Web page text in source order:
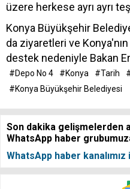
üzere herkese ayrı ayrı
Konya Büyükşehir
da ziyaretleri ve
destek nedeniyle Bakan
#Depo No 4 #Konya #Tarih
#Konya Büyükşehir Belediyesi
Son dakika gelişmelerden
WhatsApp haber
WhatsApp haber kanalımız